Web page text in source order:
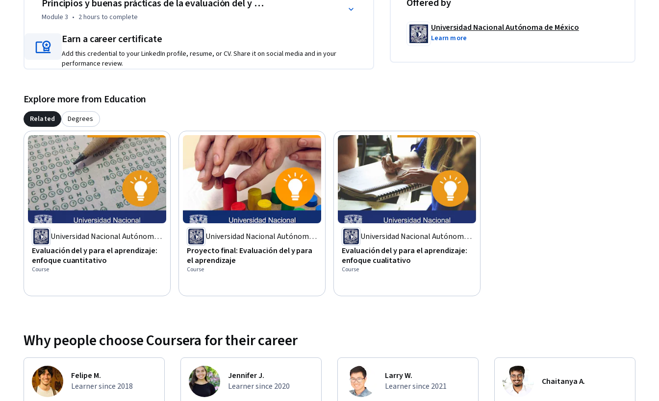
Principios y buenas prácticas de la evaluación del y para el aprendizaje.
Module 3 • 2 hours to complete
Earn a career certificate
Add this credential to your LinkedIn profile, resume, or CV. Share it on social media and in your
performance review.
Offered by
Universidad Nacional Autónoma de México
Learn more
Explore more from Education
Related Degrees
Universidad Nacional Autónoma
de México
Evaluación del y para el aprendizaje:
enfoque cuantitativo
Course
Universidad Nacional Autónoma
de México
Proyecto final: Evaluación del y para
el aprendizaje
Course
Universidad Nacional Autónoma
de México
Evaluación del y para el aprendizaje:
enfoque cualitativo
Course
Why people choose Coursera for their career
Felipe M.
Learner since 2018
Jennifer J.
Learner since 2020
Larry W.
Learner since 2021
Chaitanya A.